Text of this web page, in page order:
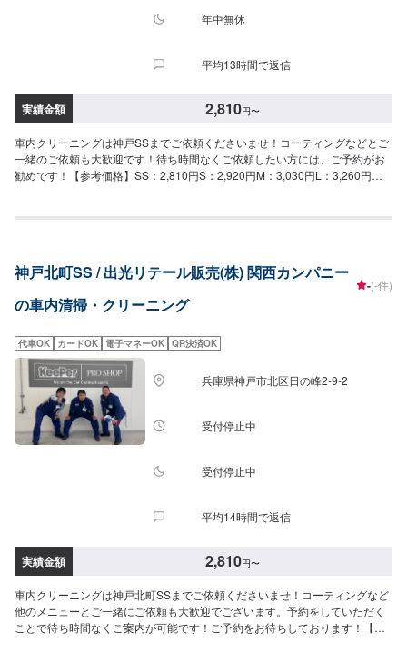
年中無休
平均13時間で返信
実績金額 2,810円〜
車内クリーニングは神戸SSまでご依頼くださいませ！コーティングなどとご
一緒のご依頼も大歓迎です！待ち時間なくご依頼したい方には、ご予約がお
勧めです！【参考価格】SS：2,810円S：2,920円M：3,030円L：3,260円
神戸北町SS / 出光リテール販売(株) 関西カンパニー
の車内清掃・クリーニング
-(-件)
代車OK カードOK 電子マネーOK QR決済OK
兵庫県神戸市北区日の峰2-9-2
受付停止中
受付停止中
平均14時間で返信
実績金額 2,810円〜
車内クリーニングは神戸北町SSまでご依頼くださいませ！コーティングなど
他のメニューとご一緒にご依頼も大歓迎でございます。予約をしていただく
ことで待ち時間なくご案内が可能です！ご予約をお待ちしております！【参